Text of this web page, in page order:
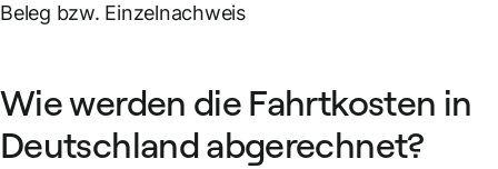
Beleg bzw. Einzelnachweis
Wie werden die Fahrtkosten in
Deutschland abgerechnet?